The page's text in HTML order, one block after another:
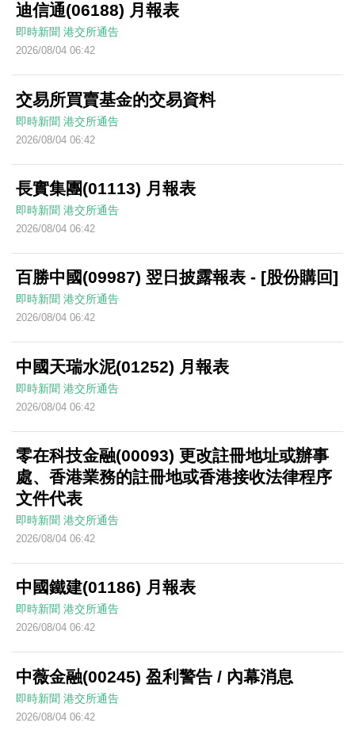
迪信通(06188) 月報表
即時新聞 港交所通告
2026/08/04 06:42
交易所買賣基金的交易資料
即時新聞 港交所通告
2026/08/04 06:42
長實集團(01113) 月報表
即時新聞 港交所通告
2026/08/04 06:42
百勝中國(09987) 翌日披露報表 - [股份購回]
即時新聞 港交所通告
2026/08/04 06:42
中國天瑞水泥(01252) 月報表
即時新聞 港交所通告
2026/08/04 06:42
零在科技金融(00093) 更改註冊地址或辦事
處、香港業務的註冊地或香港接收法律程序
文件代表
即時新聞 港交所通告
2026/08/04 06:42
中國鐵建(01186) 月報表
即時新聞 港交所通告
2026/08/04 06:42
中薇金融(00245) 盈利警告 / 內幕消息
即時新聞 港交所通告
2026/08/04 06:42